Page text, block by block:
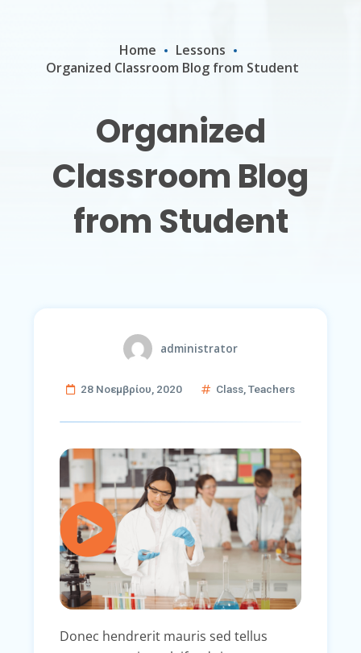
Home
Lessons
Organized Classroom Blog from Student
Organized
Classroom Blog
from Student
administrator
28 Νοεμβρίου, 2020 Class Teachers
Donec hendrerit mauris sed tellus